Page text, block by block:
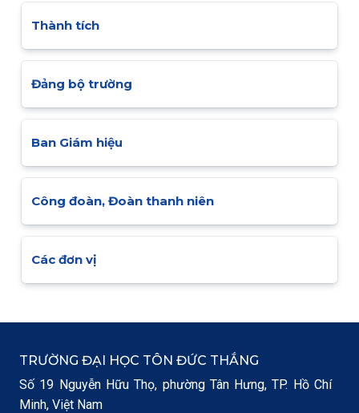
Thành tích
Đảng bộ trường
Ban Giám hiệu
Công đoàn, Đoàn thanh niên
Các đơn vị
TRƯỜNG ĐẠI HỌC TÔN ĐỨC THẮNG
Số 19 Nguyễn Hữu Thọ, phường Tân Hưng, TP. Hồ Chí
Minh, Việt Nam